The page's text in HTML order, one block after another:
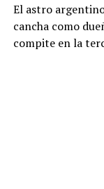
El astro
cancha como
compite en la